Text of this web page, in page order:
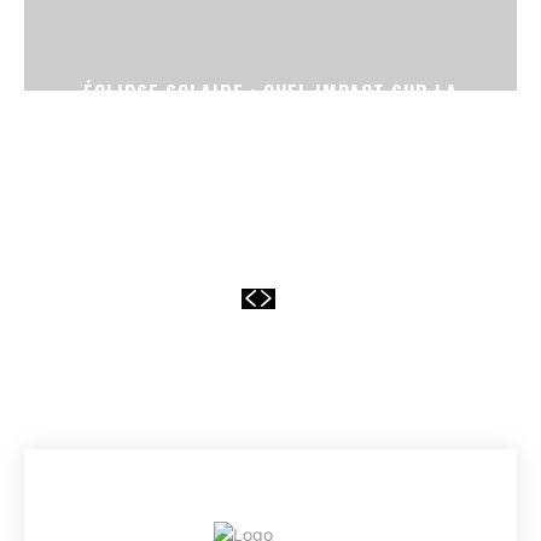
ÉCLIPSE SOLAIRE : QUEL IMPACT SUR LA